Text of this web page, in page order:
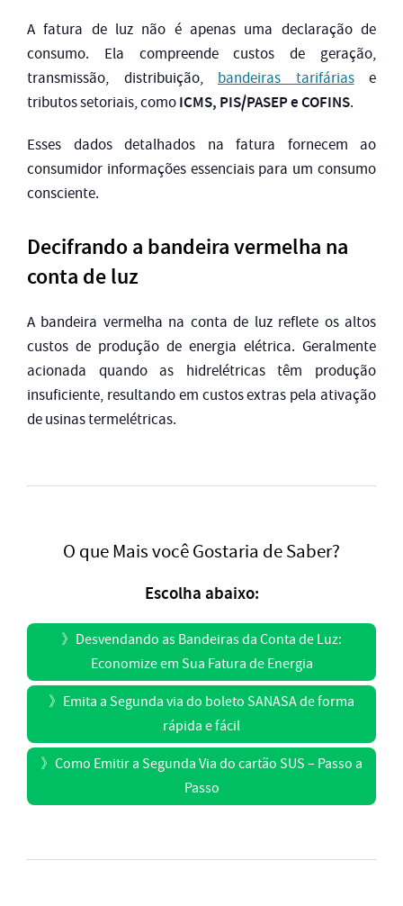
A fatura de luz não é apenas uma declaração de
consumo. Ela compreende custos de geração,
transmissão, distribuição, bandeiras tarifáriase
tributos setoriais, comoICMS, PIS/PASEP e COFINS.
Esses dados detalhados na fatura fornecem ao
consumidor informações essenciais para um consumo
consciente.
Decifrando a bandeira vermelha na
conta de luz
A bandeira vermelha na conta de luz reflete os altos
custos de produção de energia elétrica. Geralmente
acionada quando as hidrelétricas têm produção
insuficiente, resultando em custos extras pela ativação
de usinas termelétricas.
O que Mais você Gostaria de Saber?
Escolha abaixo:
》 Desvendando as Bandeiras da Conta de Luz:
Economize em Sua Fatura de Energia
》 Emita a Segunda via do boleto SANASA de forma
rápida e fácil
》 Como Emitir a Segunda Via do cartão SUS – Passo a
Passo